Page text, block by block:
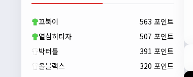
새해 복많이 받으세요!!
자출조아00:23:55
꼬북이
563 포인트
열심히타자
507 포인트
박터틀
391 포인트
올블랙스
320 포인트